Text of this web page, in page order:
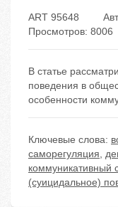
ART 95648
Просмотров: 8006
В статье
поведения в
особенности
Ключевые слова:
саморегуляция,
коммуникативный
(суицидальное)